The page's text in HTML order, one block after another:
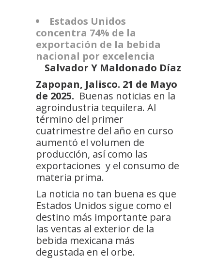
Estados Unidos
concentra 74% de la
exportación de la bebida
nacional por excelencia
Salvador Y Maldonado Díaz
Zapopan, Jalisco. 21 de Mayo
de 2025. Buenas noticias en la
agroindustria tequilera. Al
término del primer
cuatrimestre del año en curso
aumentó el volumen de
producción, así como las
exportaciones y el consumo de
materia prima.
La noticia no tan buena es que
Estados Unidos sigue como el
destino más importante para
las ventas al exterior de la
bebida mexicana más
degustada en el orbe.